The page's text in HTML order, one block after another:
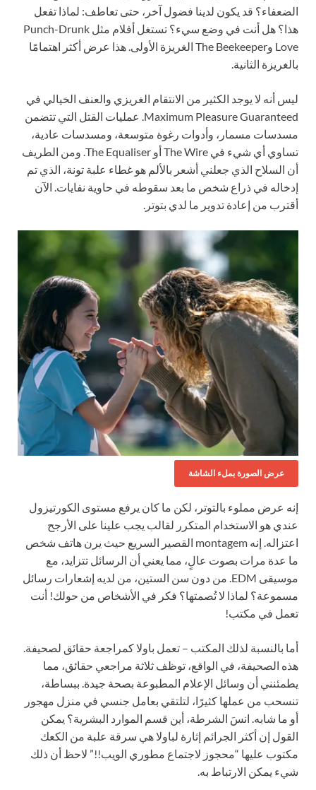
الضعفاء؟ قد يكون لدينا فضول آخر، حتى تعاطف: لماذا تفعل
هذا؟ هل أنت في وضع سيء؟ تستغل أفلام مثل Punch-Drunk
Love وThe Beekeeper الغريزة الأولى. هذا عرض أكثر اهتمامًا
بالغريزة الثانية.
ليس أنه لا يوجد الكثير من الانتقام الغريزي والعنف الخيالي في
Maximum Pleasure Guaranteed. عمليات القتل التي تتضمن
مسدسات مسمار، وأدوات رغوة متوسعة، ومسدسات عادية،
تساوي أي شيء في The Wire أو The Equaliser. ومن الطريف
أن السلاح الذي جعلني أشعر بالألم هو غطاء علبة تونة، الذي تم
إدخاله في ذراع شخص ما بعد سقوطه في حاوية نفايات. الآن
أقترب من إعادة تدوير ما لدي بتوتر.
عرض الصورة بملء الشاشة
إنه عرض مملوء بالتوتر، لكن ما كان يرفع مستوى الكورتيزول
عندي هو الاستخدام المتكرر لقالب يجب علينا على الأرجح
اعتزاله. إنه montagem القصير السريع حيث يرن هاتف شخص
ما عدة مرات بصوت عالٍ، مما يعني أن الرسائل تتزايد، مع
موسيقى EDM. من دون سن الستين، من لديه إشعارات رسائل
مسموعة؟ لماذا لا تُصمتها؟ فكر في الأشخاص من حولك! أنت
تعمل في مكتب!
أما بالنسبة لذلك المكتب – تعمل باولا كمراجعة حقائق لصحيفة.
هذه الصحيفة، في الواقع، توظف ثلاثة مراجعي حقائق، مما
يطمئنني أن وسائل الإعلام المطبوعة بصحة جيدة. ببساطة،
تنسحب من عملها كثيرًا، لتلتقي بعامل جنسي في منزل مهجور
أو ما شابه. انسَ الشرطة، أين قسم الموارد البشرية؟ يمكن
القول إن أكثر الجرائم إثارة لباولا هي سرقة علبة من الكعك
مكتوب عليها “محجوز لاجتماع مطوري الويب!!” لاحظ أن ذلك
شيء يمكن الارتباط به.